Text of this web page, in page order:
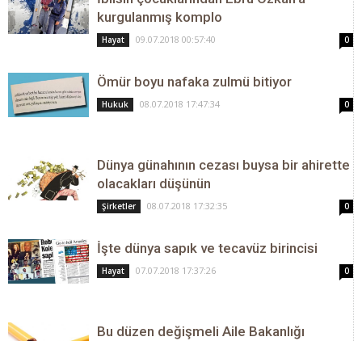
kurgulanmış komplo
Hayat 09.07.2018 00:57:40 0
Ömür boyu nafaka zulmü bitiyor
Hukuk 08.07.2018 17:47:34 0
Dünya günahının cezası buysa bir ahirette
olacakları düşünün
Şirketler 08.07.2018 17:32:35 0
İşte dünya sapık ve tecavüz birincisi
Hayat 07.07.2018 17:37:26 0
Bu düzen değişmeli Aile Bakanlığı